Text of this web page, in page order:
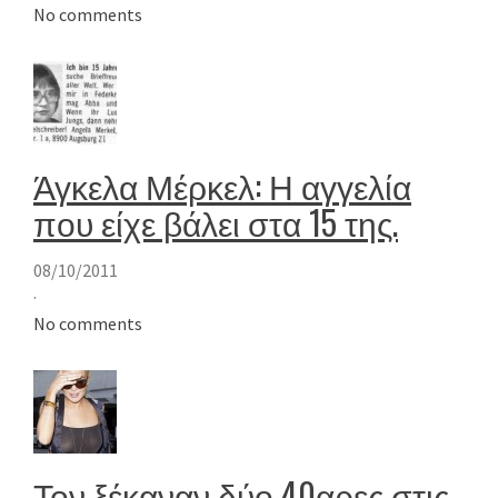
No comments
Άγκελα Μέρκελ: Η αγγελία
που είχε βάλει στα 15 της.
08/10/2011
·
No comments